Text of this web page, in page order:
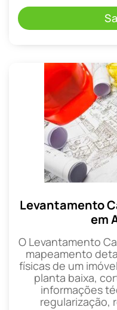
Levantamento
em
O Levantamento
mapeamento
físicas de um
planta baixa,
informações
regularização,